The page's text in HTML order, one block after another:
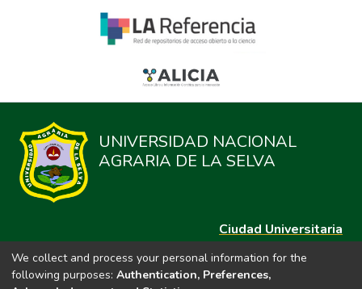
UNIVERSIDAD NACIONAL
AGRARIA DE LA SELVA
Ciudad Universitaria
Carretera Central km. 1.21 Tingo María, Huánuco
Datos del contacto
We collect and process your personal information for the
following purposes: Authentication, Preferences,